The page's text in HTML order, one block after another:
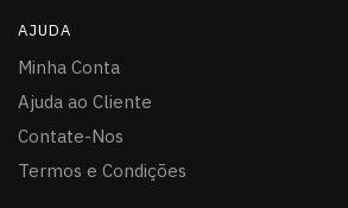
AJUDA
Minha Conta
Ajuda ao Cliente
Contate-Nos
Termos e Condições